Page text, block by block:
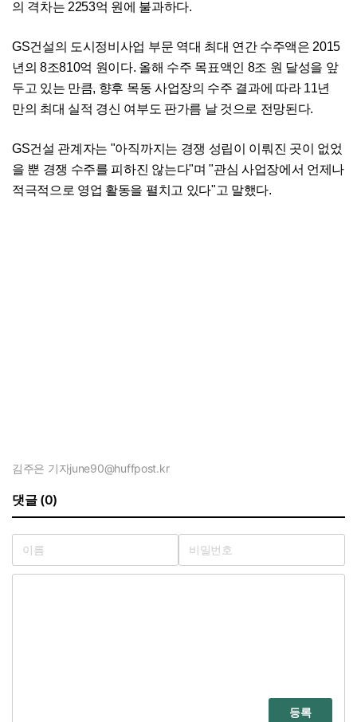
의 격차는 2253억 원에 불과하다.
GS건설의 도시정비사업 부문 역대 최대 연간 수주액은 2015
년의 8조810억 원이다. 올해 수주 목표액인 8조 원 달성을 앞
두고 있는 만큼, 향후 목동 사업장의 수주 결과에 따라 11년
만의 최대 실적 경신 여부도 판가름 날 것으로 전망된다.
GS건설 관계자는 "아직까지는 경쟁 성립이 이뤄진 곳이 없었
을 뿐 경쟁 수주를 피하진 않는다"며 "관심 사업장에서 언제나
적극적으로 영업 활동을 펼치고 있다"고 말했다.
김주은 기자june90@huffpost.kr
댓글 (0)
등록